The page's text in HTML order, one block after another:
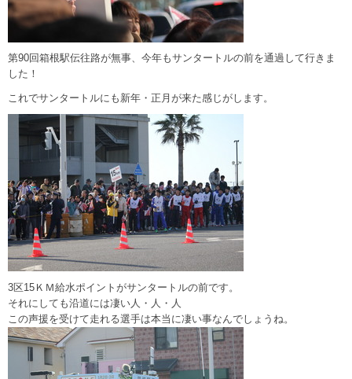
第90回箱根駅伝往路が無事、今年もサンタートルの前を通過して行きま
した！
これでサンタートルにも新年・正月が来た感じがします。
3区15ＫＭ給水ポイントがサンタートルの前です。
それにしても沿道には凄い人・人・人
この声援を受けて走れる選手は本当に凄い事なんでしょうね。